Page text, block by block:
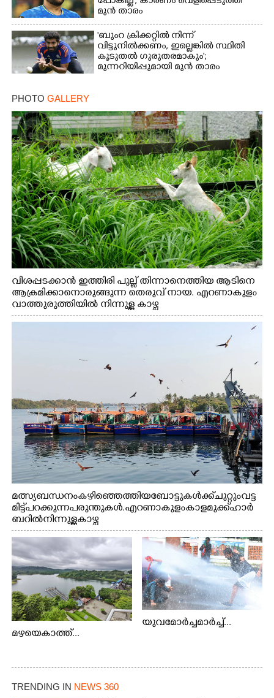
മുൻ താരം
'ബുംറ ക്രിക്കറ്റിൽ നിന്ന്
വിട്ടുനിൽക്കണം, ഇല്ലെങ്കിൽ സ്ഥിതി
കൂടുതൽ ഗുരുതരമാകും';
മുന്നറിയിപ്പുമായി മുൻ താരം
PHOTO GALLERY
വിശപ്പടക്കാൻ ഇത്തിരി പുല്ല് തിന്നാനെത്തിയ ആടിനെ
ആക്രമിക്കാനൊരുങ്ങുന്ന തെരുവ് നായ. എറണാകുളം
വാത്തുരുത്തിയിൽ നിന്നുള്ള കാഴ്ച
മത്സ്യബന്ധനം കഴിഞ്ഞെത്തിയ ബോട്ടുകൾക്ക് ചുറ്റും വട്ട
മിട്ട് പറക്കുന്ന പരുന്തുകൾ. എറണാകുളം കാളമുക്ക് ഹാർ
ബറിൽ നിന്നുള്ള കാഴ്ച
മഴയെകാത്ത്...
യുവമോർച്ചമാർച്ച്...
TRENDING IN NEWS 360